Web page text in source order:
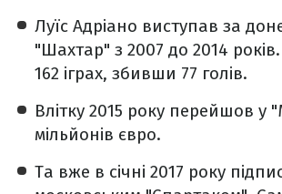
Луїс Адріано виступав за
"Шахтар" з 2007 до 2014 років.
162 іграх, збивши 77 голів.
Влітку 2015 року перейшов у
мільйонів євро.
Та вже в січні 2017 року